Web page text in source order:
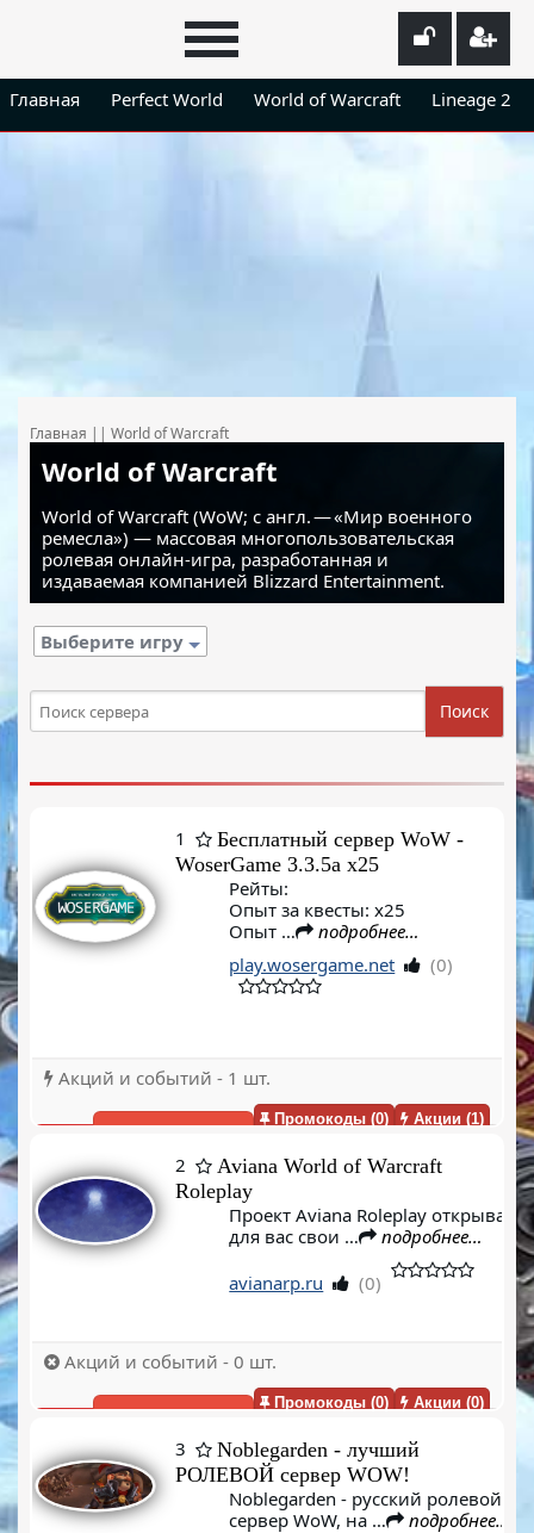
Главная Perfect World World of Warcraft Lineage 2
Главная || World of Warcraft
World of Warcraft
World of Warcraft (WoW; с англ. — «Мир военного
ремесла») — массовая многопользовательская
ролевая онлайн-игра, разработанная и
издаваемая компанией Blizzard Entertainment.
Выберите игру
Поиск
1
Бесплатный сервер WoW -
WoserGame 3.3.5a x25
Рейты:
Опыт за квесты: х25
Опыт …
подробнее…
play.wosergame.net
(0)
Акций и событий - 1 шт.
Промокоды (0) Акции (1)
2
Aviana World of Warcraft
Roleplay
Проект Aviana Roleplay открывает
для вас свои …
подробнее…
avianarp.ru
(0)
Акций и событий - 0 шт.
Промокоды (0) Акции (0)
3
Noblegarden - лучший
РОЛЕВОЙ сервер WOW!
Noblegarden - русский ролевой
сервер WoW, на …
подробнее…